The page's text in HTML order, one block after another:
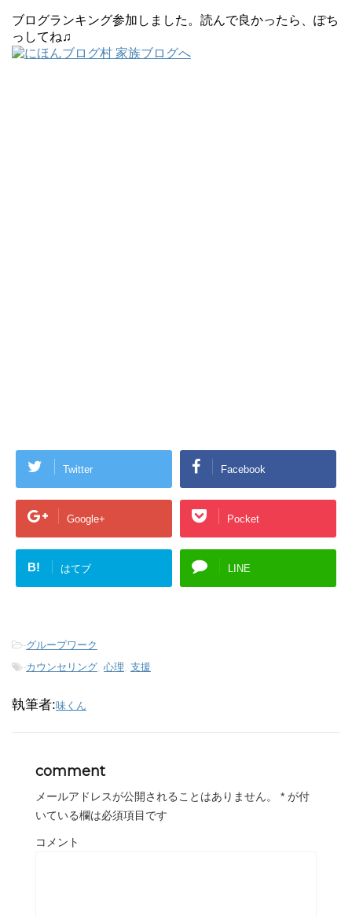
ブログランキング参加しました。読んで良かったら、ぽち
っしてね♫
Twitter Facebook
Google+ Pocket
B! はてブ LINE
-グループワーク
-カウンセリング, 心理, 支援
執筆者:味くん
comment
メールアドレスが公開されることはありません。 * が付
いている欄は必須項目です
コメント